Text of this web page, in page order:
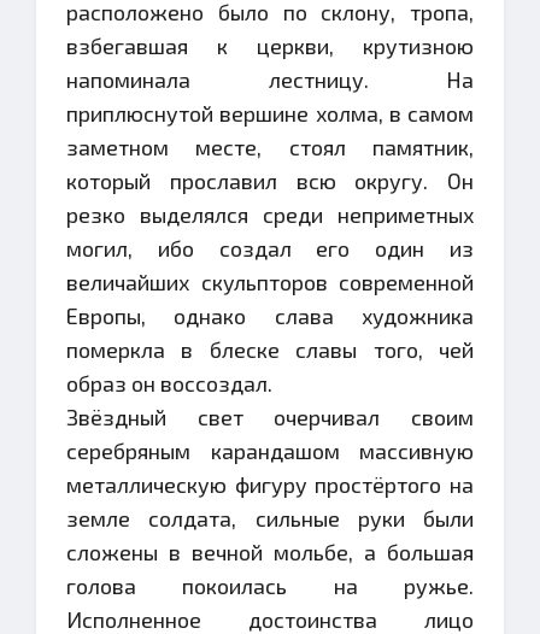
расположено было по склону, тропа,
взбегавшая к церкви, крутизною
напоминала лестницу. На
приплюснутой вершине холма, в самом
заметном месте, стоял памятник,
который прославил всю округу. Он
резко выделялся среди неприметных
могил, ибо создал его один из
величайших скульпторов современной
Европы, однако слава художника
померкла в блеске славы того, чей
образ он воссоздал.
Звёздный свет очерчивал своим
серебряным карандашом массивную
металлическую фигуру простёртого на
земле солдата, сильные руки были
сложены в вечной мольбе, а большая
голова покоилась на ружье.
Исполненное достоинства лицо